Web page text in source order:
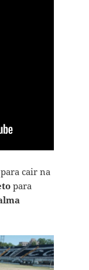
cair na
para